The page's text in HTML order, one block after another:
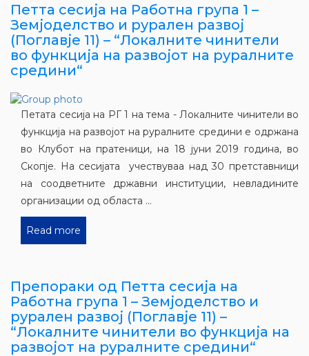
Петта сесија на Работна група 1 –
Земјоделство и рурален развој
(Поглавје 11) – “Локалните чинители
во функција на развојот на руралните
средини“
Петата сесија на РГ 1 на тема - Локалните чинители во
функција на развојот на руралните средини е одржана
во Клубот на пратеници, на 18 јуни 2019 година, во
Скопје. На сесијата учествуваа над 30 претставници
на соодветните државни институции, невладините
организации од областа ...
Read more
Препораки од Петта сесија на
Работна група 1 – Земјоделство и
рурален развој (Поглавје 11) –
“Локалните чинители во функција на
развојот на руралните средини“